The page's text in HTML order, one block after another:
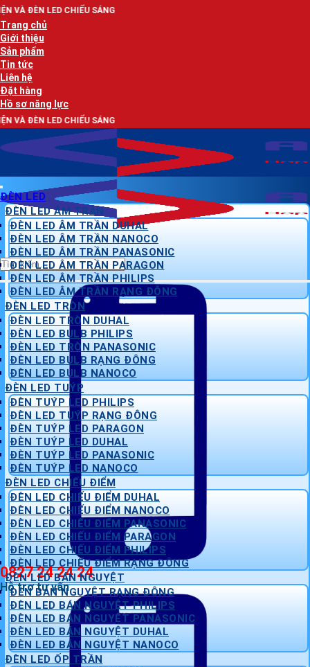
Bỏ
qua
nội
dung
SÁNG
Trang chủ
Giới thiệu
Sản phẩm
Tin tức
Liên hệ
Đặt hàng
Hồ sơ năng lực
SÁNG
Tìm
kiếm:
0827 24 24 24
Hỗ trợ tư vấn
ĐÈN LED
ĐÈN LED ÂM TRẦN
ĐÈN LED ÂM TRẦN DUHAL
ĐÈN LED ÂM TRẦN NANOCO
ĐÈN LED ÂM TRẦN PANASONIC
ĐÈN LED ÂM TRẦN PARAGON
ĐÈN LED ÂM TRẦN PHILIPS
ĐÈN LED ÂM TRẦN RẠNG ĐÔNG
ĐÈN LED TRÒN
ĐÈN LED TRÒN DUHAL
ĐÈN LED BULB PHILIPS
ĐÈN LED TRÒN PANASONIC
ĐÈN LED BULB RẠNG ĐÔNG
ĐÈN LED BULB NANOCO
ĐÈN LED TUÝP
ĐÈN TUÝP LED PHILIPS
ĐÈN LED TUÝP RẠNG ĐÔNG
ĐÈN TUÝP LED PARAGON
ĐÈN TUÝP LED DUHAL
ĐÈN TUÝP LED PANASONIC
ĐÈN TUÝP LED NANOCO
ĐÈN LED CHIẾU ĐIỂM
ĐÈN LED CHIẾU ĐIỂM DUHAL
ĐÈN LED CHIẾU ĐIỂM NANOCO
ĐÈN LED CHIẾU ĐIỂM PANASONIC
ĐÈN LED CHIẾU ĐIỂM PARAGON
ĐÈN LED CHIẾU ĐIỂM PHILIPS
ĐÈN LED CHIẾU ĐIỂM RẠNG ĐÔNG
ĐÈN LED BÁN NGUYỆT
ĐÈN BÁN NGUYỆT RẠNG ĐÔNG
ĐÈN LED BÁN NGUYỆT PHILIPS
ĐÈN LED BÁN NGUYỆT PANASONIC
ĐÈN LED BÁN NGUYỆT DUHAL
ĐÈN LED BÁN NGUYỆT NANOCO
ĐÈN LED ỐP TRẦN